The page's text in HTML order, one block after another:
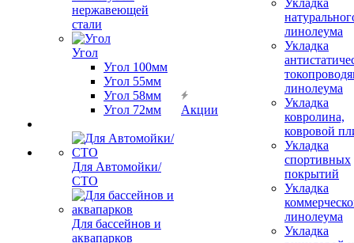
нержавеющей
стали
Угол
Угол 100мм
Угол 55мм
Угол 58мм
Угол 72мм
Для Автомойки/
СТО
Для бассейнов и
аквапарков
Акции
линолеума
Укладка
линолеума
Укладка
ковролина,
ковровой
Укладка
спортивных
покрытий
Укладка
линолеума
Укладка